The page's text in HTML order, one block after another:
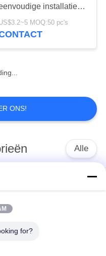
85
het
99
installatie
sterke
perimeterbeveiliging
MOQ:50 pc's
ONS!
Alle
Gestructureerde
Verpakking
for?